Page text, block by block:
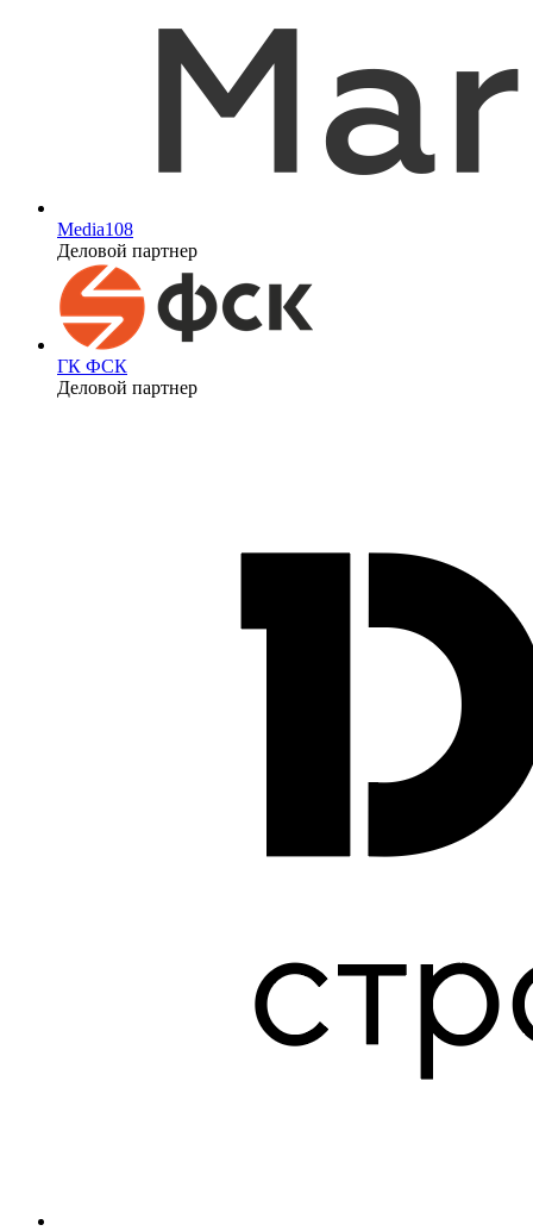
Media108
Деловой партнер
ГК ФСК
Деловой партнер